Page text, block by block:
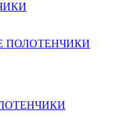
ПОЛОТЕНЧИКИ